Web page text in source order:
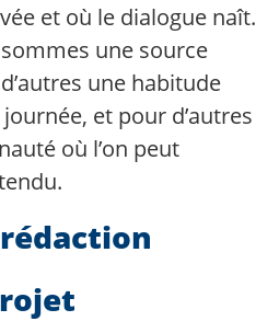
et où le dialogue naît.
une source
une habitude
et pour d’autres
où l’on peut